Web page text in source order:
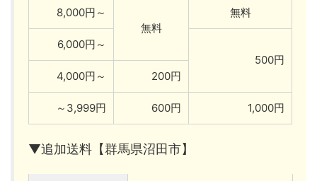
8,000円～
無料
無料
6,000円～
500円
4,000円～
200円
～3,999円 600円 1,000円
▼追加送料【群馬県沼田市】